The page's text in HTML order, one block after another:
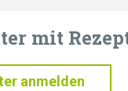
mit
anmelden